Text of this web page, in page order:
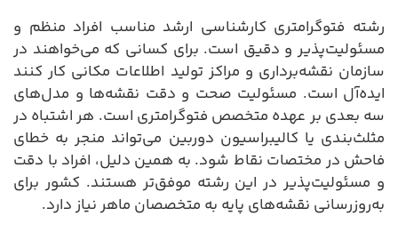
رشته فتوگرامتری کارشناسی ارشد مناسب افراد منظم و
مسئولیت‌پذیر و دقیق است. برای کسانی که می‌خواهند در
سازمان نقشه‌برداری و مراکز تولید اطلاعات مکانی کار کنند
ایده‌آل است. مسئولیت صحت و دقت نقشه‌ها و مدل‌های
سه بعدی بر عهده متخصص فتوگرامتری است. هر اشتباه در
مثلث‌بندی یا کالیبراسیون دوربین می‌تواند منجر به خطای
فاحش در مختصات نقاط شود. به همین دلیل، افراد با دقت
و مسئولیت‌پذیر در این رشته موفق‌تر هستند. کشور برای
به‌روزرسانی نقشه‌های پایه به متخصصان ماهر نیاز دارد.